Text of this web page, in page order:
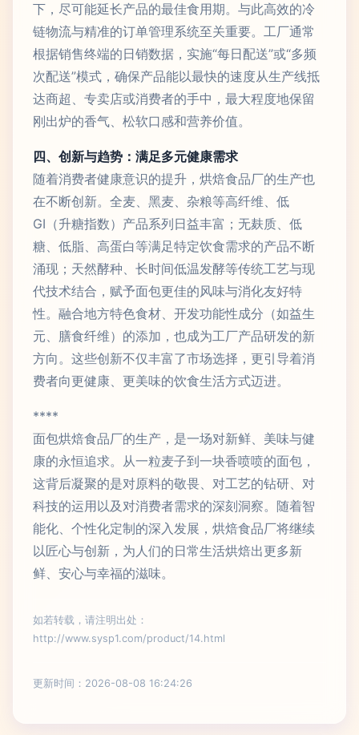
下，尽可能延长产品的最佳食用期。与此高效的冷
链物流与精准的订单管理系统至关重要。工厂通常
根据销售终端的日销数据，实施“每日配送”或“多频
次配送”模式，确保产品能以最快的速度从生产线抵
达商超、专卖店或消费者的手中，最大程度地保留
刚出炉的香气、松软口感和营养价值。
四、创新与趋势：满足多元健康需求
随着消费者健康意识的提升，烘焙食品厂的生产也
在不断创新。全麦、黑麦、杂粮等高纤维、低
GI（升糖指数）产品系列日益丰富；无麸质、低
糖、低脂、高蛋白等满足特定饮食需求的产品不断
涌现；天然酵种、长时间低温发酵等传统工艺与现
代技术结合，赋予面包更佳的风味与消化友好特
性。融合地方特色食材、开发功能性成分（如益生
元、膳食纤维）的添加，也成为工厂产品研发的新
方向。这些创新不仅丰富了市场选择，更引导着消
费者向更健康、更美味的饮食生活方式迈进。
****
面包烘焙食品厂的生产，是一场对新鲜、美味与健
康的永恒追求。从一粒麦子到一块香喷喷的面包，
这背后凝聚的是对原料的敬畏、对工艺的钻研、对
科技的运用以及对消费者需求的深刻洞察。随着智
能化、个性化定制的深入发展，烘焙食品厂将继续
以匠心与创新，为人们的日常生活烘焙出更多新
鲜、安心与幸福的滋味。
如若转载，请注明出处：
http://www.sysp1.com/product/14.html
更新时间：2026-08-08 16:24:26